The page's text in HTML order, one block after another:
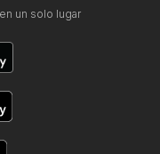
un solo lugar